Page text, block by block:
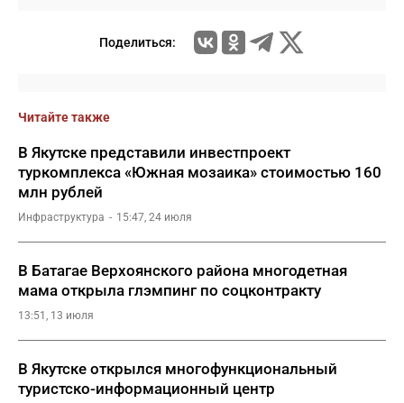
Поделиться:
Читайте также
В Якутске представили инвестпроект
туркомплекса «Южная мозаика» стоимостью 160
млн рублей
Инфраструктура 15:47, 24 июля
В Батагае Верхоянского района многодетная
мама открыла глэмпинг по соцконтракту
13:51, 13 июля
В Якутске открылся многофункциональный
туристско-информационный центр